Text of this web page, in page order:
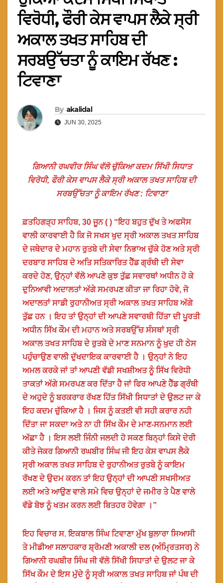
ਵਿਰੋਧੀ, ਫੌਰੀ ਕੇਸ ਵਾਪਸ ਲੈਕੇ ਸ੍ਰੀ
ਅਕਾਲ ਤਖਤ ਸਾਹਿਬ ਦੀ
ਸਰਬਉੱਚਤਾ ਨੂੰ ਕਾਇਮ ਰੱਖਣ :
ਟਿਵਾਣਾ
By akalidal
JUN 30, 2025
ਗਿਆਨੀ ਰਘਵੀਰ ਸਿੰਘ ਵੱਲੋ ਚੁੱਕਿਆ ਕਦਮ ਸਿੱਖੀ ਸਿਧਾਤ
ਵਿਰੋਧੀ, ਫੌਰੀ ਕੇਸ ਵਾਪਸ ਲੈਕੇ ਸ੍ਰੀ ਅਕਾਲ ਤਖਤ ਸਾਹਿਬ ਦੀ
ਸਰਬਉੱਚਤਾ ਨੂੰ ਕਾਇਮ ਰੱਖਣ : ਟਿਵਾਣਾ
ਫ਼ਤਹਿਗੜ੍ਹ ਸਾਹਿਬ, 30 ਜੂਨ ( ) “ਇਹ ਬਹੁਤ ਦੁੱਖ ਤੇ ਅਫਸੋਸ
ਵਾਲੀ ਕਾਰਵਾਈ ਹੈ ਕਿ ਜੋ ਸਖਸ ਖੁਦ ਸ੍ਰੀ ਅਕਾਲ ਤਖਤ ਸਾਹਿਬ
ਦੇ ਜਥੇਦਾਰ ਦੇ ਮਹਾਨ ਰੁਤਬੇ ਦੀ ਸੇਵਾ ਨਿਭਾਅ ਚੁੱਕੇ ਹੋਣ ਅਤੇ ਸ੍ਰੀ
ਦਰਬਾਰ ਸਾਹਿਬ ਦੇ ਅਤਿ ਸਤਿਕਾਰਿਤ ਹੈੱਡ ਗ੍ਰੰਥੀ ਦੀ ਸੇਵਾ
ਕਰਦੇ ਹੋਣ, ਉਨ੍ਹਾਂ ਵੱਲੋ ਆਪਣੇ ਕੁਝ ਤੁੱਛ ਸਵਾਰਥਾਂ ਅਧੀਨ ਹੋ ਕੇ
ਦੁਨਿਆਵੀ ਅਦਾਲਤਾਂ ਅੱਗੇ ਸਮਰਪਣ ਕੀਤਾ ਜਾ ਰਿਹਾ ਹੋਵੇ, ਜੋ
ਅਦਾਲਤਾਂ ਸਾਡੀ ਰੁਹਾਨੀਅਤ ਸ੍ਰੀ ਅਕਾਲ ਤਖਤ ਸਾਹਿਬ ਅੱਗੇ
ਤੁੱਛ ਹਨ । ਇਹ ਤਾਂ ਉਨ੍ਹਾਂ ਦੀ ਆਪਣੇ ਸਵਾਰਥੀ ਹਿੱਤਾ ਦੀ ਪੂਰਤੀ
ਅਧੀਨ ਸਿੱਖ ਕੌਮ ਦੀ ਮਹਾਨ ਅਤੇ ਸਰਬਉੱਚ ਸੰਸਥਾਂ ਸ੍ਰੀ
ਅਕਾਲ ਤਖਤ ਸਾਹਿਬ ਦੇ ਰੁਤਬੇ ਦੇ ਮਾਣ ਸਨਮਾਨ ਨੂੰ ਖੁਦ ਹੀ ਠੇਸ
ਪਹੁੰਚਾਉਣ ਵਾਲੀ ਦੁੱਖਦਾਇਕ ਕਾਰਵਾਈ ਹੈ । ਉਨ੍ਹਾਂ ਨੇ ਇਹ
ਅਮਲ ਕਰਕੇ ਜਾਂ ਤਾਂ ਆਪਣੀ ਵੱਡੀ ਸਖਸ਼ੀਅਤ ਨੂੰ ਸਿੱਖ ਵਿਰੋਧੀ
ਤਾਕਤਾਂ ਅੱਗੇ ਸਮਰਪਣ ਕਰ ਦਿੱਤਾ ਹੈ ਜਾਂ ਫਿਰ ਆਪਣੇ ਹੈੱਡ ਗ੍ਰੰਥੀ
ਦੇ ਅਹੁਦੇ ਨੂੰ ਬਰਕਰਾਰ ਰੱਖਣ ਹਿੱਤ ਸਿੱਖੀ ਸਿਧਾਤਾਂ ਦੇ ਉਲਟ ਜਾ ਕੇ
ਇਹ ਕਦਮ ਚੁੱਕਿਆ ਹੈ । ਜਿਸ ਨੂੰ ਕਤਈ ਵੀ ਸਹੀ ਕਰਾਰ ਨਹੀ
ਦਿੱਤਾ ਜਾ ਸਕਦਾ ਅਤੇ ਨਾ ਹੀ ਸਿੱਖ ਕੌਮ ਦੇ ਮਾਣ-ਸਨਮਾਨ ਲਈ
ਅੱਛਾ ਹੈ । ਇਸ ਲਈ ਜਿੰਨੀ ਜਲਦੀ ਹੋ ਸਕਣ ਬਿਨ੍ਹਾਂ ਕਿਸੇ ਦੇਰੀ
ਕੀਤੇ ਜੇਕਰ ਗਿਆਨੀ ਰਘਬੀਰ ਸਿੰਘ ਜੀ ਇਹ ਕੇਸ ਵਾਪਸ ਲੈਕੇ
ਸ੍ਰੀ ਅਕਾਲ ਤਖਤ ਸਾਹਿਬ ਦੇ ਰੁਹਾਨੀਅਤ ਰੁਤਬੇ ਨੂੰ ਕਾਇਮ
ਰੱਖਣ ਦੇ ਉਦਮ ਕਰਨ ਤਾਂ ਇਹ ਉਨ੍ਹਾਂ ਦੀ ਆਪਣੀ ਸਖਸੀਅਤ
ਲਈ ਅਤੇ ਆਉਣ ਵਾਲੇ ਸਮੇ ਵਿਚ ਉਨ੍ਹਾਂ ਦੇ ਜਮੀਰ ਤੇ ਪੈਣ ਵਾਲੇ
ਵੱਡੇ ਬੋਝ ਨੂੰ ਖਤਮ ਕਰਨ ਲਈ ਬਿਤਹਰ ਹੋਵੇਗਾ ।”
ਇਹ ਵਿਚਾਰ ਸ. ਇਕਬਾਲ ਸਿੰਘ ਟਿਵਾਣਾ ਮੁੱਖ ਬੁਲਾਰਾ ਸਿਆਸੀ
ਤੇ ਮੀਡੀਆ ਸਲਾਹਕਾਰ ਸ਼੍ਰੋਮਣੀ ਅਕਾਲੀ ਦਲ (ਅੰਮ੍ਰਿਤਸਰ) ਨੇ
ਗਿਆਨੀ ਰਘਬੀਰ ਸਿੰਘ ਜੀ ਵੱਲੋ ਸਿੱਖੀ ਸਿਧਾਤਾਂ ਦੇ ਉਲਟ ਜਾ ਕੇ
ਸਿੱਖ ਕੌਮ ਦੇ ਇਸ ਮੁੱਦੇ ਨੂੰ ਸ੍ਰੀ ਅਕਾਲ ਤਖਤ ਸਾਹਿਬ ਜਾਂ ਪੰਥ ਦੀ